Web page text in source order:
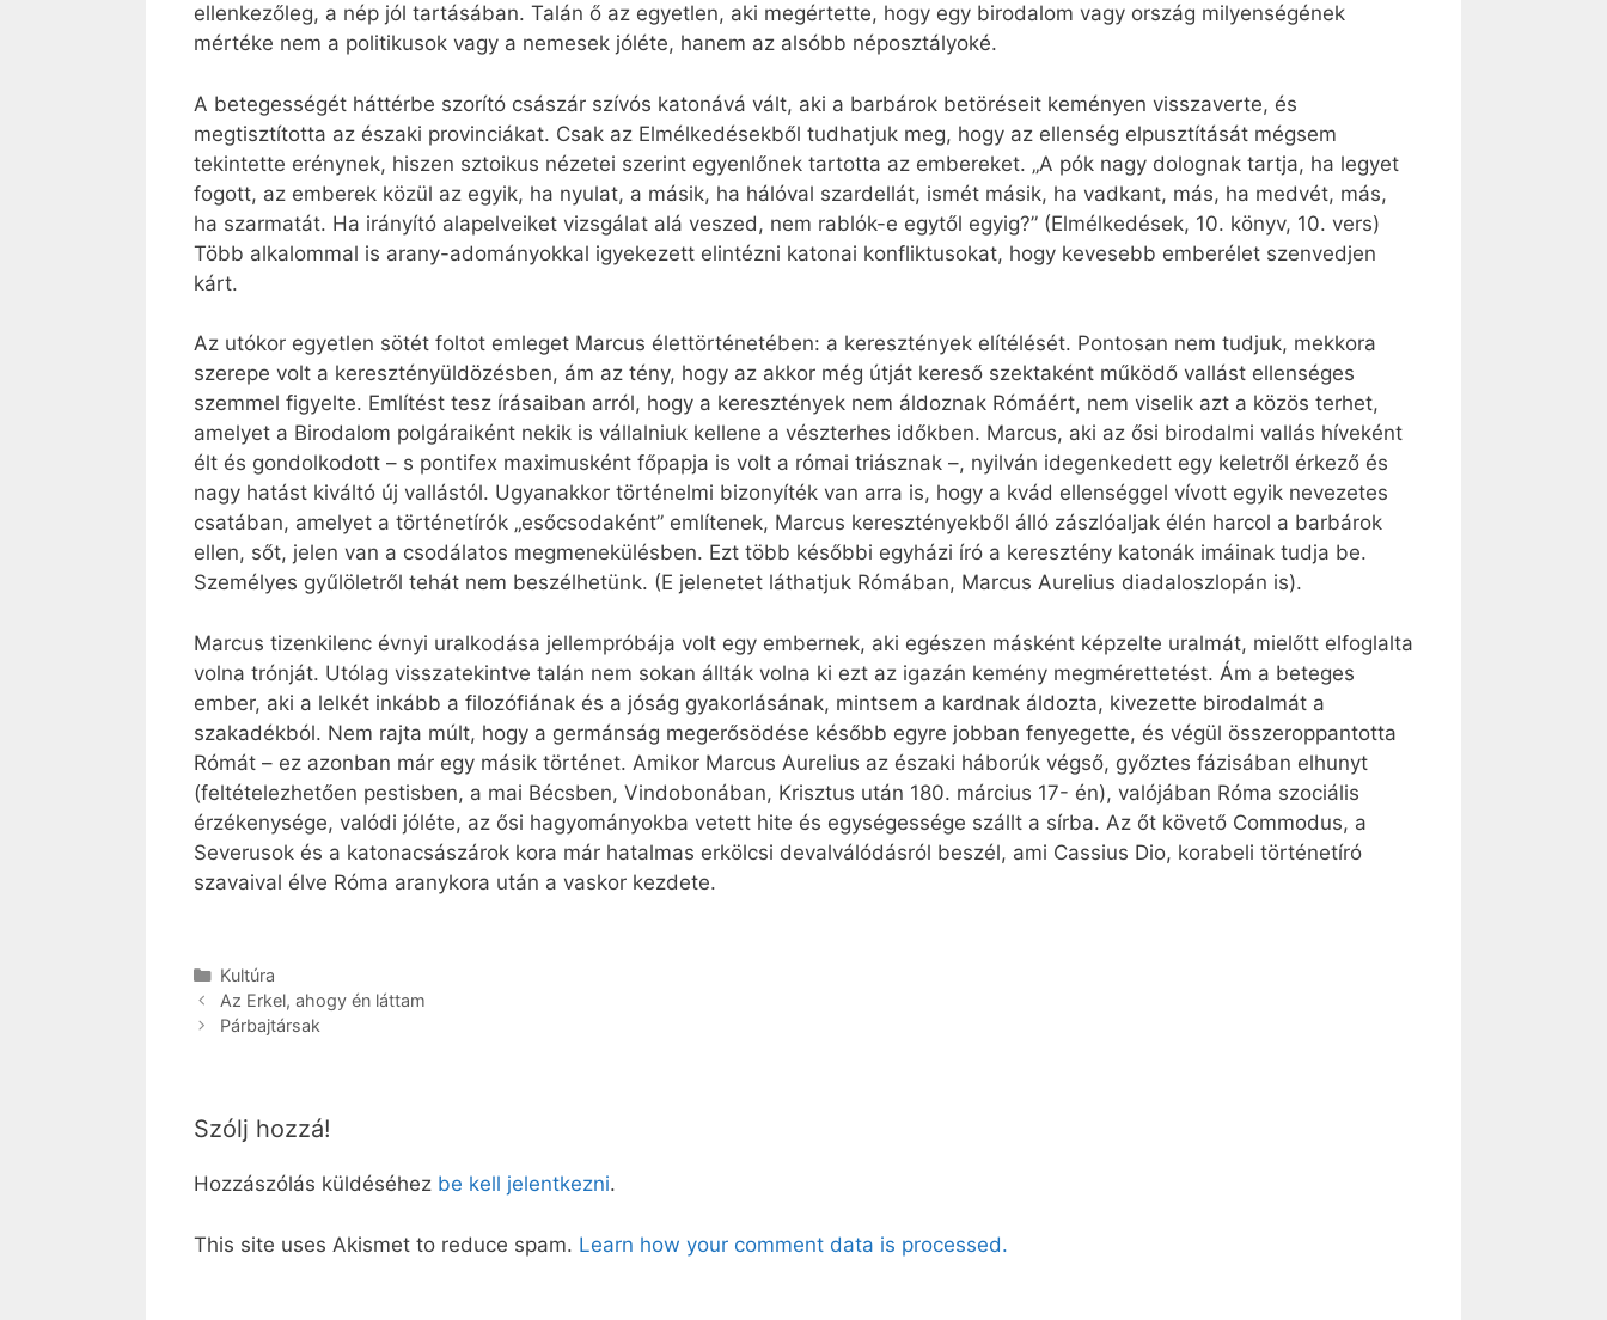
ellenkezőleg, a nép jól tartásában. Talán ő az egyetlen, aki megértette, hogy egy birodalom vagy ország milyenségének
mértéke nem a politikusok vagy a nemesek jóléte, hanem az alsóbb néposztályoké.
A betegességét háttérbe szorító császár szívós katonává vált, aki a barbárok betöréseit keményen visszaverte, és
megtisztította az északi provinciákat. Csak az Elmélkedésekből tudhatjuk meg, hogy az ellenség elpusztítását mégsem
tekintette erénynek, hiszen sztoikus nézetei szerint egyenlőnek tartotta az embereket. „A pók nagy dolognak tartja, ha legyet
fogott, az emberek közül az egyik, ha nyulat, a másik, ha hálóval szardellát, ismét másik, ha vadkant, más, ha medvét, más,
ha szarmatát. Ha irányító alapelveiket vizsgálat alá veszed, nem rablók-e egytől egyig?” (Elmélkedések, 10. könyv, 10. vers)
Több alkalommal is arany-adományokkal igyekezett elintézni katonai konfliktusokat, hogy kevesebb emberélet szenvedjen
kárt.
Az utókor egyetlen sötét foltot emleget Marcus élettörténetében: a keresztények elítélését. Pontosan nem tudjuk, mekkora
szerepe volt a keresztényüldözésben, ám az tény, hogy az akkor még útját kereső szektaként működő vallást ellenséges
szemmel figyelte. Említést tesz írásaiban arról, hogy a keresztények nem áldoznak Rómáért, nem viselik azt a közös terhet,
amelyet a Birodalom polgáraiként nekik is vállalniuk kellene a vészterhes időkben. Marcus, aki az ősi birodalmi vallás híveként
élt és gondolkodott – s pontifex maximusként főpapja is volt a római triásznak –, nyilván idegenkedett egy keletről érkező és
nagy hatást kiváltó új vallástól. Ugyanakkor történelmi bizonyíték van arra is, hogy a kvád ellenséggel vívott egyik nevezetes
csatában, amelyet a történetírók „esőcsodaként” említenek, Marcus keresztényekből álló zászlóaljak élén harcol a barbárok
ellen, sőt, jelen van a csodálatos megmenekülésben. Ezt több későbbi egyházi író a keresztény katonák imáinak tudja be.
Személyes gyűlöletről tehát nem beszélhetünk. (E jelenetet láthatjuk Rómában, Marcus Aurelius diadaloszlopán is).
Marcus tizenkilenc évnyi uralkodása jellempróbája volt egy embernek, aki egészen másként képzelte uralmát, mielőtt elfoglalta
volna trónját. Utólag visszatekintve talán nem sokan állták volna ki ezt az igazán kemény megmérettetést. Ám a beteges
ember, aki a lelkét inkább a filozófiának és a jóság gyakorlásának, mintsem a kardnak áldozta, kivezette birodalmát a
szakadékból. Nem rajta múlt, hogy a germánság megerősödése később egyre jobban fenyegette, és végül összeroppantotta
Rómát – ez azonban már egy másik történet. Amikor Marcus Aurelius az északi háborúk végső, győztes fázisában elhunyt
(feltételezhetően pestisben, a mai Bécsben, Vindobonában, Krisztus után 180. március 17- én), valójában Róma szociális
érzékenysége, valódi jóléte, az ősi hagyományokba vetett hite és egységessége szállt a sírba. Az őt követő Commodus, a
Severusok és a katonacsászárok kora már hatalmas erkölcsi devalválódásról beszél, ami Cassius Dio, korabeli történetíró
szavaival élve Róma aranykora után a vaskor kezdete.
Kategória
Kultúra
Az Erkel, ahogy én láttam
Párbajtársak
Szólj hozzá!
Hozzászólás küldéséhez be kell jelentkezni.
This site uses Akismet to reduce spam. Learn how your comment data is processed.